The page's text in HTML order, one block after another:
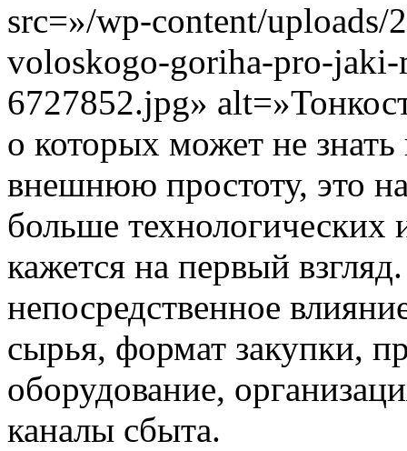
src=»/wp-content/
voloskogo-goriha-pro-
6727852.jpg»
о которых может не
внешнюю простоту, это
больше
кажется на первый
непосредственное
сырья, формат закупки,
оборудование,
каналы сбыта.